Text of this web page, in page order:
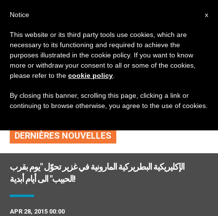
TAG
Posts Tagged
‘اكليريكية’
DERNIÈRES NOUVELLES
الإكليريكية البطريركية المارونية في غزير تحوّل "يوم بقرب
الحبيب" الى أيام أبدية!
APR 28, 2015 00:00
x
Notice
This website or its third party tools use cookies, which are
necessary to its functioning and required to achieve the
purposes illustrated in the cookie policy. If you want to know
more or withdraw your consent to all or some of the cookies,
please refer to the cookie policy
By closing this banner, scrolling this page, clicking a link or
continuing to browse otherwise, you agree to the use of cookies.